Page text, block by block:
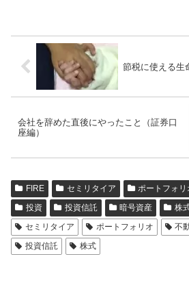
節税に使える生
会社を辞めた直後にやったこと（証券口
座編）
FIRE セミリタイア ポートフォリ
投資
投資信託 暗号資産 株
セミリタイア
ポートフォリオ 不
投資信託
株式